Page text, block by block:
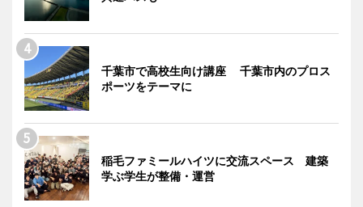
千葉市で高校生向け講座 千葉市内のプロス
ポーツをテーマに
稲毛ファミールハイツに交流スペース 建築
学ぶ学生が整備・運営